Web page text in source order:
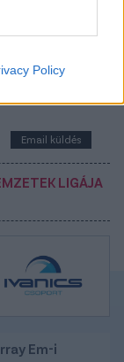
Policy
az elsők
Email küldés
LIGÁJA
Em-i